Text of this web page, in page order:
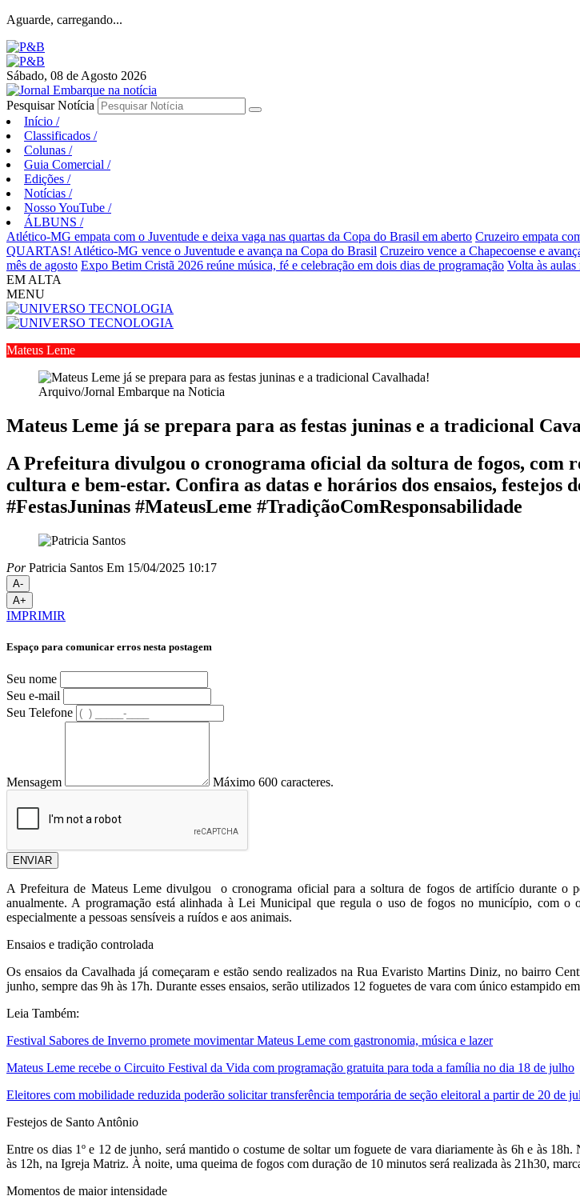
Aguarde, carregando...
Sábado, 08 de Agosto 2026
Pesquisar Notícia
Início /
Classificados /
Colunas /
Guia Comercial /
Edições /
Notícias /
Nosso YouTube /
ÁLBUNS /
Atlético-MG empata com o Juventude e deixa vaga nas quartas da Copa do Brasil em aberto Cruzeiro empata
QUARTAS! Atlético-MG vence o Juventude e avança na Copa do Brasil Cruzeiro vence a Chapecoense e
mês de agosto Expo Betim Cristã 2026 reúne música, fé e celebração em dois dias de programação Volta às
EM ALTA
MENU
Mateus Leme
Arquivo/Jornal Embarque na Noticia
Mateus Leme já se prepara para as festas juninas e a tradicional
A Prefeitura divulgou o cronograma oficial da soltura de fogos, com
cultura e bem-estar. Confira as datas e horários dos ensaios, festejos
#FestasJuninas #MateusLeme #TradiçãoComResponsabilidade
PorPatricia Santos Em 15/04/2025 10:17
A-
A+
IMPRIMIR
Espaço para comunicar erros nesta postagem
Seu nome
Seu e-mail
Seu Telefone
Mensagem Máximo 600 caracteres.
ENVIAR
A Prefeitura de Mateus Leme divulgou o cronograma oficial para a soltura de fogos de artifício durante o
anualmente. A programação está alinhada à Lei Municipal que regula o uso de fogos no município, com
especialmente a pessoas sensíveis a ruídos e aos animais.
Ensaios e tradição controlada
Os ensaios da Cavalhada já começaram e estão sendo realizados na Rua Evaristo Martins Diniz, no bairro
junho, sempre das 9h às 17h. Durante esses ensaios, serão utilizados 12 foguetes de vara com único estampido
Leia Também:
Festival Sabores de Inverno promete movimentar Mateus Leme com gastronomia, música e lazer
Mateus Leme recebe o Circuito Festival da Vida com programação gratuita para toda a família no dia 18 de julho
Eleitores com mobilidade reduzida poderão solicitar transferência temporária de seção eleitoral a partir de 20 de
Festejos de Santo Antônio
Entre os dias 1º e 12 de junho, será mantido o costume de soltar um foguete de vara diariamente às 6h e às
às 12h, na Igreja Matriz. À noite, uma queima de fogos com duração de 10 minutos será realizada às 21h30,
Momentos de maior intensidade